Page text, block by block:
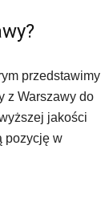
przedstawimy
z Warszawy do
jakości
pozycję w